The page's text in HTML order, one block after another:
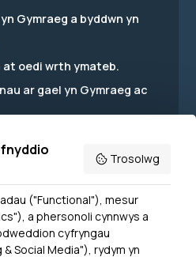
Gymraeg a byddwn yn
at oedi wrth ymateb.
ar gael yn Gymraeg ac
Powered by Translate
Trosolwg
("Functional"), mesur
a phersonoli cynnwys a
cyfryngau
Social Media"), rydym yn